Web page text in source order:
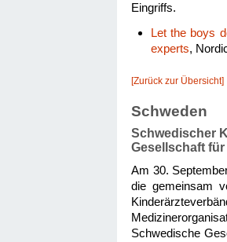
Eingriffs.
Let the boys
experts,
[Zurück zur Übersicht]
Schweden
Schwedischer
Gesellschaft für
Am 30.
die gemeinsam
Schwedische